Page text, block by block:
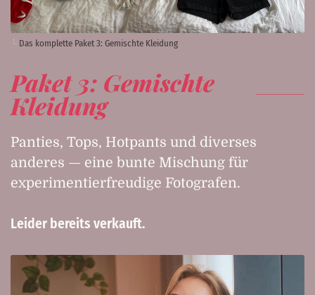
Das komplette Paket 3: Gemischte Kleidung
Paket 3: Gemischte
Kleidung
Panties, Tops, Hotpants und diverses
anderes — eine bunte Mischung für
experimentierfreudige Fotografen.
Leider bereits verkauft.